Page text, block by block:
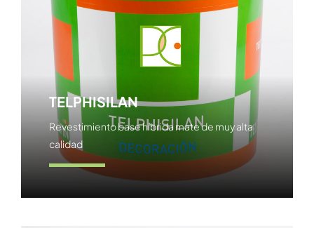
TELPHISILAN
Revestimiento base híbrida mate de muy alta
calidad
Ver producto